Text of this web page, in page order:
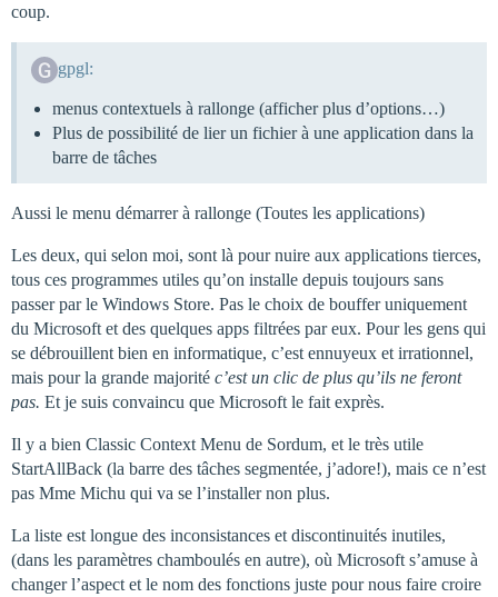
coup.
gpgl:
menus contextuels à rallonge (afficher plus d’options…)
Plus de possibilité de lier un fichier à une application dans la
barre de tâches
Aussi le menu démarrer à rallonge (Toutes les applications)
Les deux, qui selon moi, sont là pour nuire aux applications tierces,
tous ces programmes utiles qu’on installe depuis toujours sans
passer par le Windows Store. Pas le choix de bouffer uniquement
du Microsoft et des quelques apps filtrées par eux. Pour les gens qui
se débrouillent bien en informatique, c’est ennuyeux et irrationnel,
mais pour la grande majorité c’est un clic de plus qu’ils ne feront
pas. Et je suis convaincu que Microsoft le fait exprès.
Il y a bien Classic Context Menu de Sordum, et le très utile
StartAllBack (la barre des tâches segmentée, j’adore!), mais ce n’est
pas Mme Michu qui va se l’installer non plus.
La liste est longue des inconsistances et discontinuités inutiles,
(dans les paramètres chamboulés en autre), où Microsoft s’amuse à
changer l’aspect et le nom des fonctions juste pour nous faire croire